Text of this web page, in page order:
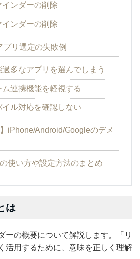
インダーの削除
インダーの削除
プリ選定の失敗例
過多なアプリを選んでしまう
ム連携機能を軽視する
イル対応を確認しない
iPhone/Android/Googleのデメ
使い方や設定方法のまとめ
は
ーの概要について解説します。「リ
活用するために、意味を正しく理解